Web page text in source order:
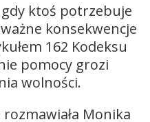
ktoś potrzebuje
konsekwencje
162 Kodeksu
pomocy grozi
wolności.
Monika